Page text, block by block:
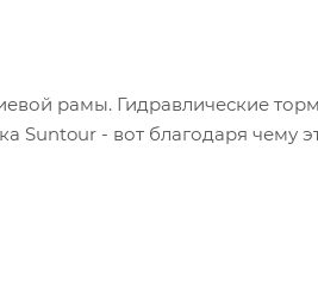
рамы. Гидравлические
Suntour - вот благодаря чему